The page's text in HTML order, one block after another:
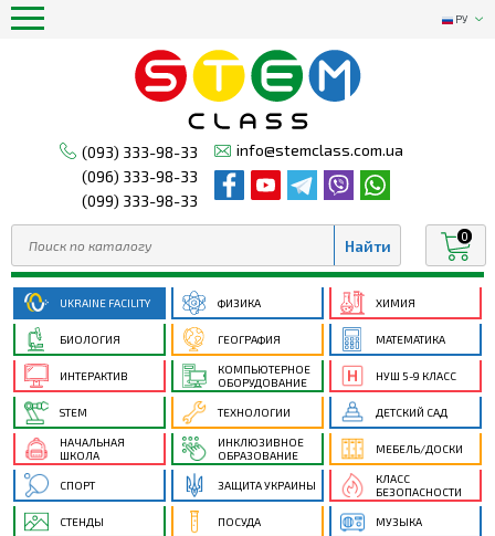
РУ
(093) 333-98-33
(096) 333-98-33
(099) 333-98-33
info@stemclass.com.ua
0
UKRAINE FACILITY ФИЗИКА ХИМИЯ
БИОЛОГИЯ ГЕОГРАФИЯ МАТЕМАТИКА
ИНТЕРАКТИВ
КОМПЬЮТЕРНОЕ
ОБОРУДОВАНИЕ
НУШ 5-9 КЛАСС
STEM ТЕХНОЛОГИИ ДЕТСКИЙ САД
НАЧАЛЬНАЯ
ШКОЛА
ИНКЛЮЗИВНОЕ
ОБРАЗОВАНИЕ
МЕБЕЛЬ/ДОСКИ
СПОРТ ЗАЩИТА УКРАИНЫ
КЛАСС
БЕЗОПАСНОСТИ
СТЕНДЫ ПОСУДА МУЗЫКА